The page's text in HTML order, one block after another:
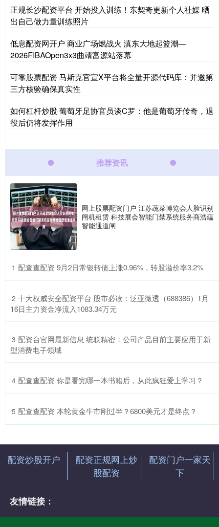
正规长沙配资平台 开始投入训练！东契奇更新个人社媒 晒
出自己做力量训练照片
低息配资网开户 商业广场燃战火 滇东大地起篮潮—
2026FIBAOpen3x3曲靖富源站落幕
可靠股票配资 马斯克官宣X平台将全量开源代码库：并邀第
三方核验确保真实性
如何杠杆炒股 葡萄牙足协官员谈C罗：他是葡萄牙传奇，退
役后仍将发挥作用
推荐资讯
网上股票配资门户 江苏蔬菜博览会人脸识别
闸机租赁 科技展会智能门禁系统服务商浩蕴
智能通道闸
1 ​配查查配资 9月2日常银转债上涨0.96%，转股溢价率3.2%
2 ​十大权威安全配资平台 股市必读：泛亚微透（688386）1月
16日主力资金净流入1083.34万元
3 ​配资台官网最新信息 统联精密：公司产品目前主要应用于新
型消费电子领域
4 ​配查查配资 你是看完哪一本书籍后，从此疯狂爱上学习？
5 ​配查查配资 本轮黄金牛市刚过半？6800美元才是终点？
配资炒股开户
配资正规网上炒
股配资
配资门户一家天
下
友情链接：